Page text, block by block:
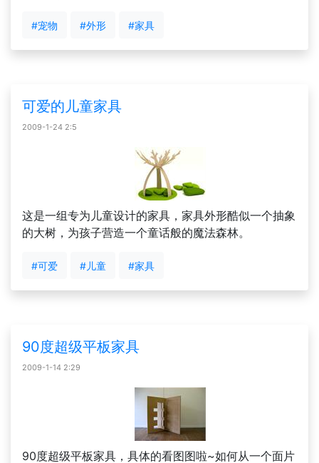
#宠物 #外形 #家具
可爱的儿童家具
2009-1-24 2:5
这是一组专为儿童设计的家具，家具外形酷似一个抽象
的大树，为孩子营造一个童话般的魔法森林。
#可爱 #儿童 #家具
90度超级平板家具
2009-1-14 2:29
90度超级平板家具，具体的看图图啦~如何从一个面片